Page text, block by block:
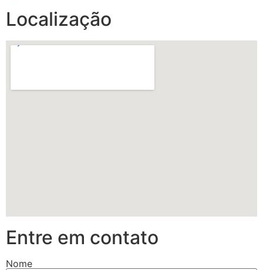
Localização
Entre em contato
Nome